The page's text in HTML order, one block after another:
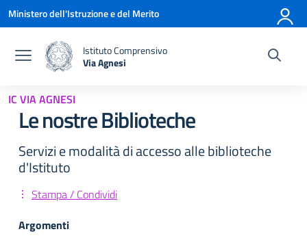
Vai ai contenuti
Vai al menu di navigazione
Vai al footer
Ministero dell'Istruzione e del Merito
Istituto Comprensivo
Via Agnesi
— Visita la pagina iniziale della scuola
IC VIA AGNESI
Le nostre Biblioteche
Servizi e modalità di accesso alle biblioteche
d'Istituto
Stampa / Condividi
Argomenti